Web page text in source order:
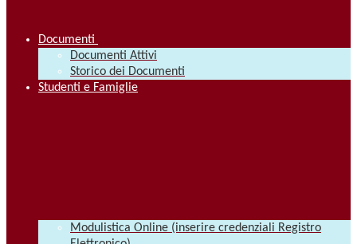
Documenti
Documenti Attivi
Storico dei Documenti
Studenti e Famiglie
Modulistica Online (inserire credenziali Registro